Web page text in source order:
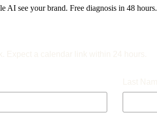
AI see your brand. Free diagnosis in 48 hours.